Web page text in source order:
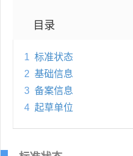
目录
1 标准状态
2 基础信息
3 备案信息
4 起草单位